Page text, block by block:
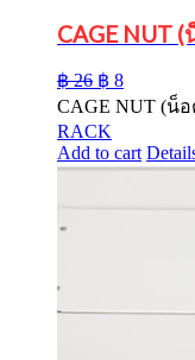
CAGE NUT
฿26 Original
price
was:
฿ 26.
฿ 8Current
price
฿ 8.
CAGE NUT (น็
RACK
Add to cart